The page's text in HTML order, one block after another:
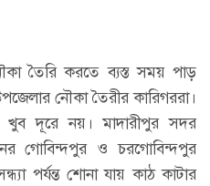
তৈরি করতে ব্যস্ত সময় পাড়
নৌকা তৈরীর কারিগররা।
খুব দূরে নয়। মাদারীপুর সদর
গোবিন্দপুর ও চরগোবিন্দপুর
পর্যন্ত শোনা যায় কাঠ কাটার